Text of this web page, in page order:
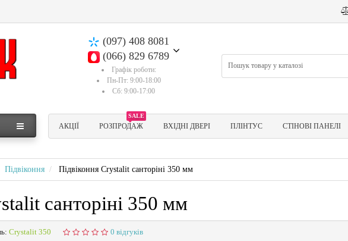
(097) 408 8081
(066) 829 6789
Графік роботи:
Пн-Пт: 9:00-18:00
Сб: 9:00-17:00
АКЦІЇ
SALE
РОЗПРОДАЖ ВХІДНІ ДВЕРІ ПЛІНТУС СТІНОВІ ПАНЕЛІ
Підвіконня Підвіконня Crystalit санторіні 350 мм
санторіні 350 мм
Crystalit 350 0 відгуків